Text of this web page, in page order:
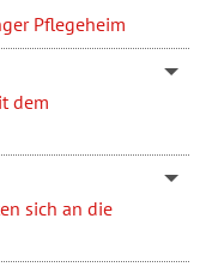
Pflegeheim
dem
sich an die